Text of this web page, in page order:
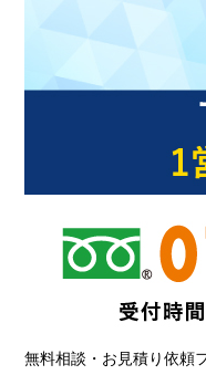
無料相談・お見積り依頼